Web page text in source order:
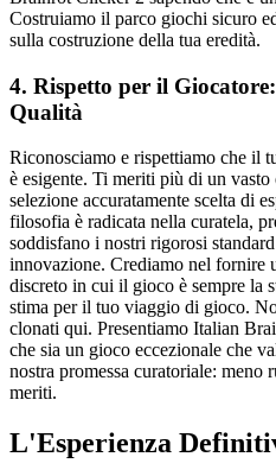
Costruiamo il parco giochi sicuro
sulla costruzione della tua eredità.
4. Rispetto per il
Qualità
Riconosciamo e rispettiamo che il
è esigente. Ti meriti più di un
selezione accuratamente scelta di
filosofia è radicata nella curatela,
soddisfano i nostri rigorosi
innovazione. Crediamo nel fornire
discreto in cui il gioco è sempre la
stima per il tuo viaggio di gioco.
clonati qui. Presentiamo Italian
che sia un gioco eccezionale che
nostra promessa curatoriale: meno
meriti.
L'Esperienza